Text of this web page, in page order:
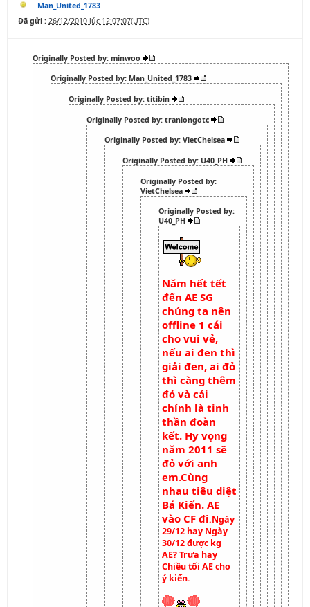
Man_United_1783
Đã gửi : 26/12/2010 lúc 12:07:07(UTC)
Originally Posted by: minwoo
Originally Posted by: Man_United_1783
Originally Posted by: titibin
Originally Posted by: tranlongotc
Originally Posted by: VietChelsea
Originally Posted by: U40_PH
Originally Posted by:
VietChelsea
Originally Posted by:
U40_PH
Năm hết tết
đến AE SG
chúng ta nên
offline 1 cái
cho vui vẻ,
nếu ai đen thì
giải đen, ai đỏ
thì càng thêm
đỏ và cái
chính là tinh
thần đoàn
kết. Hy vọng
năm 2011 sẽ
đỏ với anh
em.Cùng
nhau tiêu diệt
Bá Kiến. AE
vào CF đi.Ngày
29/12 hay Ngày
30/12 được kg
AE? Trưa hay
Chiều tối AE cho
ý kiến.